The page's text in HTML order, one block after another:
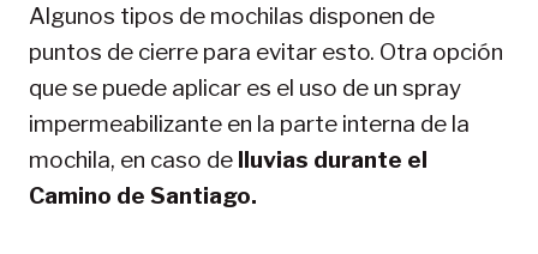
Algunos tipos de mochilas disponen de
puntos de cierre para evitar esto. Otra opción
que se puede aplicar es el uso de un spray
impermeabilizante en la parte interna de la
mochila, en caso de lluvias durante el
Camino de Santiago.